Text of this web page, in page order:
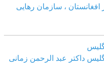
، سازمان رهایی
داکتر عبد الرحمن زمانى